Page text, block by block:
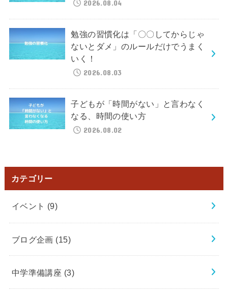
2026.08.04
勉強の習慣化は「〇〇してからじゃ
ないとダメ」のルールだけでうまく
いく！
2026.08.03
子どもが「時間がない」と言わなく
なる、時間の使い方
2026.08.02
カテゴリー
イベント (9)
ブログ企画 (15)
中学準備講座 (3)